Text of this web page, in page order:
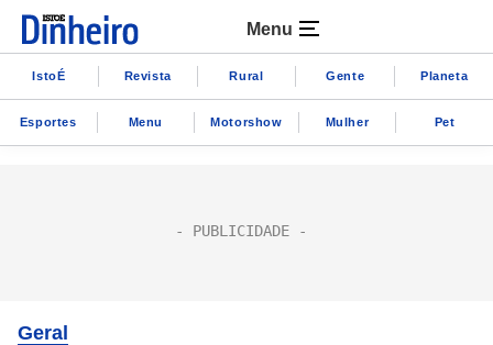
Menu
IstoÉ Revista Rural Gente Planeta
Esportes Menu Motorshow Mulher Pet
Geral